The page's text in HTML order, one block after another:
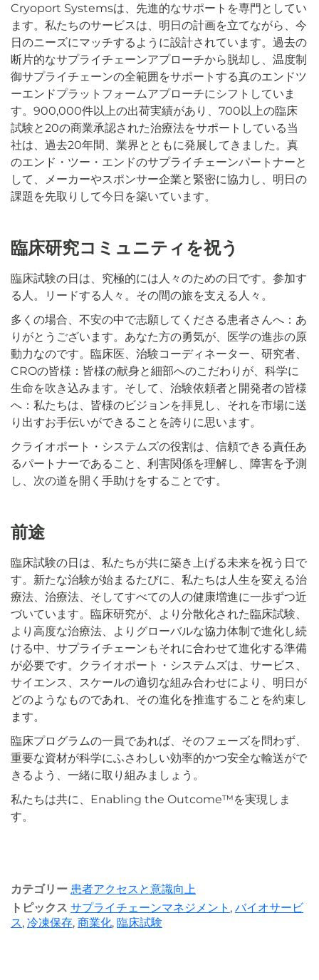
Cryoport Systemsは、先進的なサポートを専門としてい
ます。私たちのサービスは、明日の計画を立てながら、今
日のニーズにマッチするように設計されています。過去の
断片的なサプライチェーンアプローチから脱却し、温度制
御サプライチェーンの全範囲をサポートする真のエンドツ
ーエンドプラットフォームアプローチにシフトしていま
す。900,000件以上の出荷実績があり、700以上の臨床
試験と20の商業承認された治療法をサポートしている当
社は、過去20年間、業界とともに発展してきました。真
のエンド・ツー・エンドのサプライチェーンパートナーと
して、メーカーやスポンサー企業と緊密に協力し、明日の
課題を先取りして今日を築いています。
臨床研究コミュニティを祝う
臨床試験の日は、究極的には人々のための日です。参加す
る人。リードする人々。その間の旅を支える人々。
多くの場合、不安の中で志願してくださる患者さんへ：あ
りがとうございます。あなた方の勇気が、医学の進歩の原
動力なのです。臨床医、治験コーディネーター、研究者、
CROの皆様：皆様の献身と細部へのこだわりが、科学に
生命を吹き込みます。そして、治験依頼者と開発者の皆様
へ：私たちは、皆様のビジョンを拝見し、それを市場に送
り出すお手伝いができることを誇りに思います。
クライオポート・システムズの役割は、信頼できる責任あ
るパートナーであること、利害関係を理解し、障害を予測
し、次の道を開く手助けをすることです。
前途
臨床試験の日は、私たちが共に築き上げる未来を祝う日で
す。新たな治験が始まるたびに、私たちは人生を変える治
療法、治療法、そしてすべての人の健康増進に一歩ずつ近
づいています。臨床研究が、より分散化された臨床試験、
より高度な治療法、よりグローバルな協力体制で進化し続
ける中、サプライチェーンもそれに合わせて進化する準備
が必要です。クライオポート・システムズは、サービス、
サイエンス、スケールの適切な組み合わせにより、明日が
どのようなものであれ、その進化を推進することを約束し
ます。
臨床プログラムの一員であれば、そのフェーズを問わず、
重要な資材が科学にふさわしい効率的かつ安全な輸送がで
きるよう、一緒に取り組みましょう。
私たちは共に、Enabling the Outcome™を実現しま
す。
カテゴリー 患者アクセスと意識向上
トピックス サプライチェーンマネジメント , バイオサービ
ス, 冷凍保存, 商業化, 臨床試験